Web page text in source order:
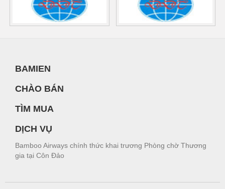
BAMIEN
CHÀO BÁN
TÌM MUA
DỊCH VỤ
Bamboo Airways chính thức khai trương Phòng chờ Thương
gia tại Côn Đảo